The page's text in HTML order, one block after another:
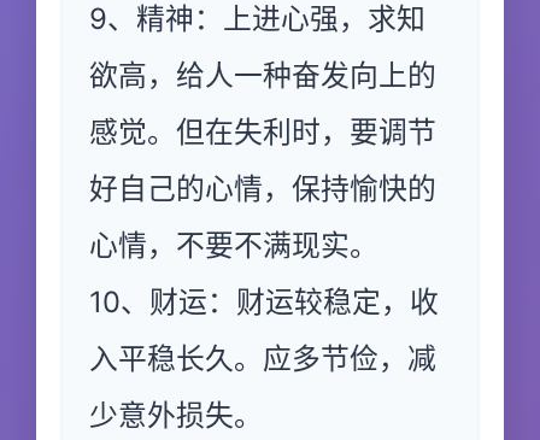
9、精神：上进心强，求知
欲高，给人一种奋发向上的
感觉。但在失利时，要调节
好自己的心情，保持愉快的
心情，不要不满现实。
10、财运：财运较稳定，收
入平稳长久。应多节俭，减
少意外损失。